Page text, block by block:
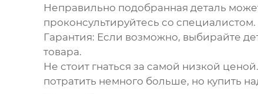
Неправильно подобранная деталь
проконсультируйтесь со специалистом.
Гарантия: Если возможно, выбирайте
товара.
Не стоит гнаться за самой низкой
потратить немного больше, но купить